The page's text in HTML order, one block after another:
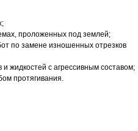
проложенных под землей;
по замене изношенных отрезков
жидкостей с агрессивным составом;
протягивания.